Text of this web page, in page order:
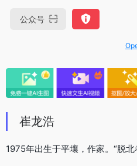
公众号
崔龙浩
1975年出生于平壤，作家。“脱北